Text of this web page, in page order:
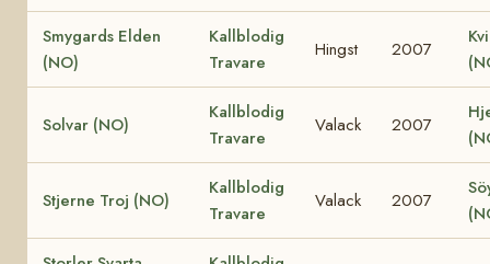
Smygards Elden
(NO)
Kallblodig
Travare
Hingst 2007
Solvar (NO)
Kallblodig
Travare
Valack 2007
Stjerne Troj (NO)
Kallblodig
Travare
Valack 2007